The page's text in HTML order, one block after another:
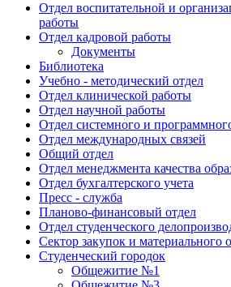
Отдел воспитательной и
работы
Отдел кадровой работы
Документы
Библиотека
Учебно - методический отдел
Отдел клинической работы
Отдел научной работы
Отдел системного и
Отдел международных связей
Общий отдел
Отдел менеджмента качества
Отдел бухгалтерского учета
Пресс - служба
Планово-финансовый отдел
Отдел студенческого
Сектор закупок и материального
Студенческий городок
Общежитие №1